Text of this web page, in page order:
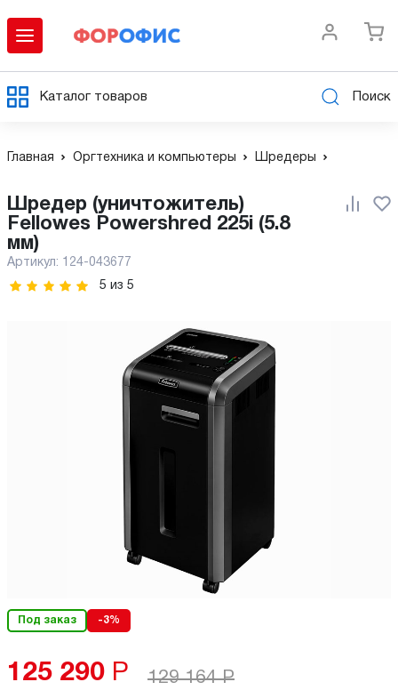
Каталог товаров Поиск
Главная Оргтехника и компьютеры Шредеры
Шредер (уничтожитель)
Fellowes Powershred 225i (5.8
мм)
Артикул: 124-043677
5 из 5
Под заказ -3%
125 290 Р 129 164 Р